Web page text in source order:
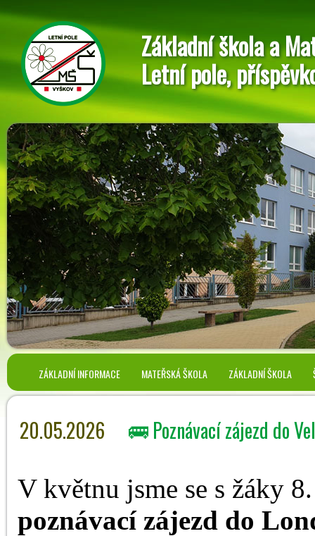
Základní škola a
Letní pole,
ZÁKLADNÍ INFORMACE MATEŘSKÁ ŠKOLA ZÁKLADNÍ ŠKOLA
20.05.2026 🚌 Poznávací zájezd do
V květnu jsme se s žáky
poznávací zájezd do